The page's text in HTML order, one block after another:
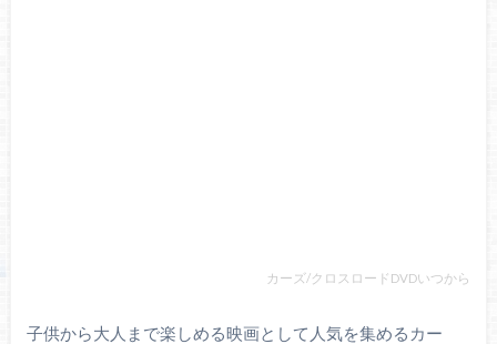
カーズ/クロスロードDVDいつから
子供から大人まで楽しめる映画として人気を集めるカー